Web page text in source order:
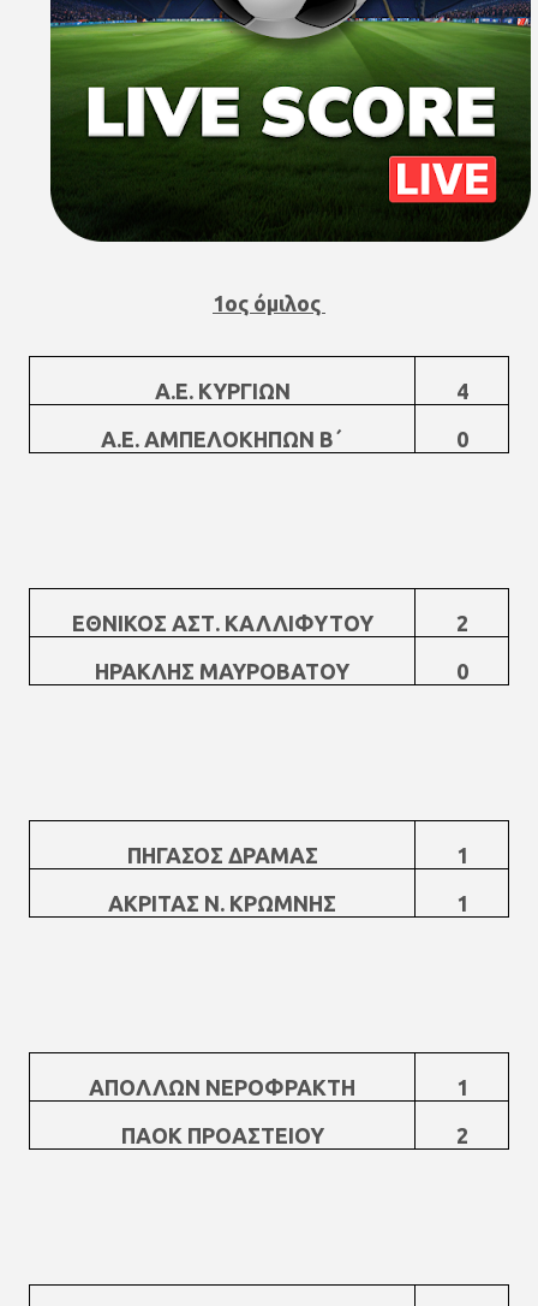
1ος όμιλος
Α.Ε. ΚΥΡΓΙΩΝ
4
Α.Ε. ΑΜΠΕΛΟΚΗΠΩΝ Β΄
0
ΕΘΝΙΚΟΣ ΑΣΤ. ΚΑΛΛΙΦΥΤΟΥ
2
ΗΡΑΚΛΗΣ ΜΑΥΡΟΒΑΤΟΥ
0
ΠΗΓΑΣΟΣ ΔΡΑΜΑΣ
1
ΑΚΡΙΤΑΣ Ν. ΚΡΩΜΝΗΣ
1
ΑΠΟΛΛΩΝ ΝΕΡΟΦΡΑΚΤΗ
1
ΠΑΟΚ ΠΡΟΑΣΤΕΙΟΥ
2